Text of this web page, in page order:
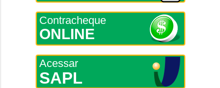
Contracheque
ONLINE
Acessar
SAPL